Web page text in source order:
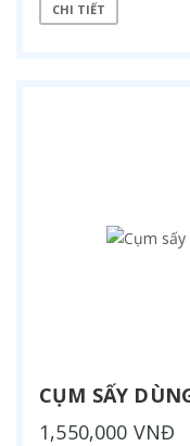
CHI TIẾT
CỤM SẤY
1,550,000 VNĐ